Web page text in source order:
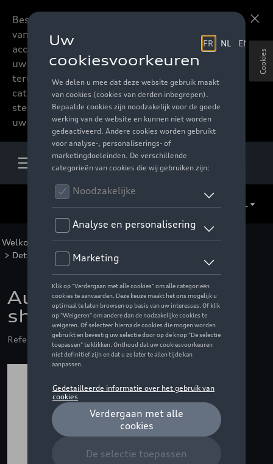
Beste accessoires-lovers,
vanaf nu kan u het hele
accessoire assortiment van
uw favoriete merk
terugvinden in de online
catalogus. Deze kunnen
steeds besteld worden via
uw verdeler.
Welkom Voor u >F1 Collectie >Kleding >Mannen
> Detail
Audi F1 Fan grafisch t-
shirt, wit - XXL
Referentie: ZZQ3132600806
Cookies